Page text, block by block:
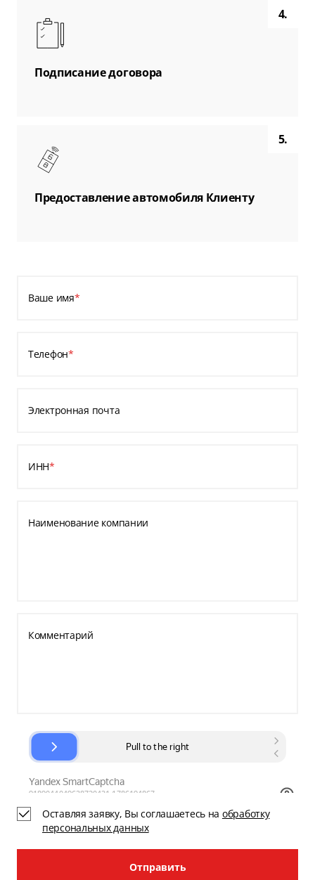
4.
Подписание договора
5.
Предоставление автомобиля Клиенту
Ваше имя*
Телефон*
Электронная почта
ИНН*
Наименование компании
Комментарий
Отправить
Оставляя заявку, Вы соглашаетесь на обработку
персональных данных